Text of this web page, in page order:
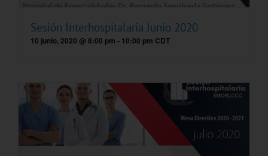
Sesión Interhospitalaria Junio 2020
10 junio, 2020 @ 8:00 pm - 10:00 pm CDT